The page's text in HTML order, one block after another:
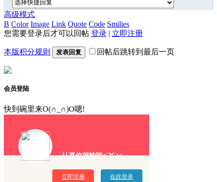
高级模式
B Color Image Link Quote Code Smilies
您需要登录后才可以回帖 登录 | 立即注册
本版积分规则 发表回复 回帖后跳转到最后一页
会员登陆
快到碗里来O(∩_∩)O嗯!
认真你就输啦σ`∀´)σ
立即注册 在此登录